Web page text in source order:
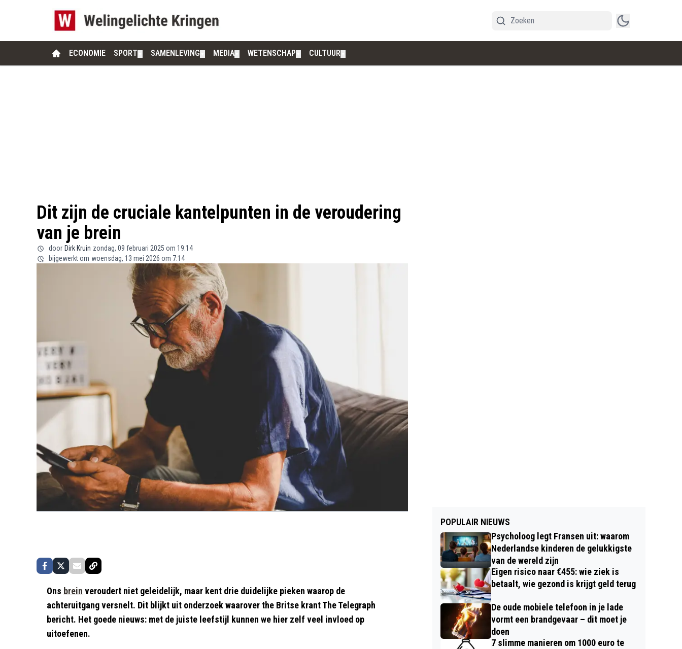
ECONOMIE SPORT SAMENLEVING MEDIA WETENSCHAP CULTUUR
Dit zijn de cruciale kantelpunten in de veroudering
van je brein
door Dirk Kruin zondag, 09 februari 2025 om 19:14
bijgewerkt om woensdag, 13 mei 2026 om 7:14
Ons brein veroudert niet geleidelijk, maar kent drie duidelijke pieken waarop de
achteruitgang versnelt. Dit blijkt uit onderzoek waarover the Britse krant The Telegraph
bericht. Het goede nieuws: met de juiste leefstijl kunnen we hier zelf veel invloed op
uitoefenen.
POPULAIR NIEUWS
Psycholoog legt Fransen uit: waarom
Nederlandse kinderen de gelukkigste
van de wereld zijn
Eigen risico naar €455: wie ziek is
betaalt, wie gezond is krijgt geld terug
De oude mobiele telefoon in je lade
vormt een brandgevaar – dit moet je
doen
7 slimme manieren om 1000 euro te